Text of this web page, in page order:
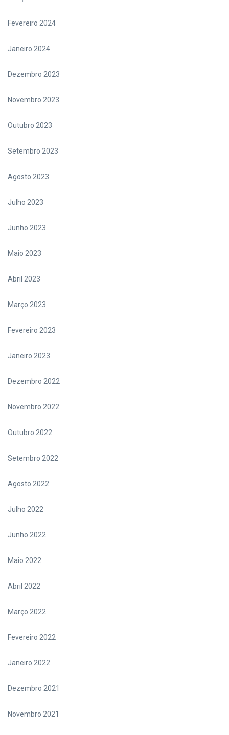
Fevereiro 2024
Janeiro 2024
Dezembro 2023
Novembro 2023
Outubro 2023
Setembro 2023
Agosto 2023
Julho 2023
Junho 2023
Maio 2023
Abril 2023
Março 2023
Fevereiro 2023
Janeiro 2023
Dezembro 2022
Novembro 2022
Outubro 2022
Setembro 2022
Agosto 2022
Julho 2022
Junho 2022
Maio 2022
Abril 2022
Março 2022
Fevereiro 2022
Janeiro 2022
Dezembro 2021
Novembro 2021